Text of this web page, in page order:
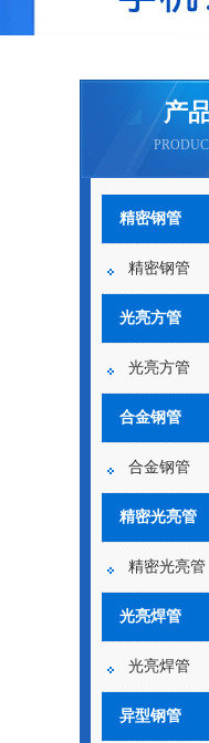
产
精密钢管
精密钢管
光亮方管
光亮方管
合金钢管
合金钢管
精密光亮管
精密光亮管
光亮焊管
光亮焊管
异型钢管